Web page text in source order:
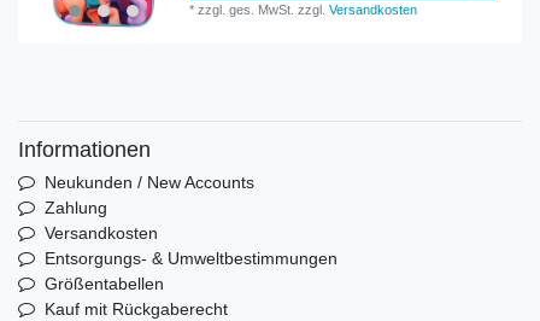
*zzgl. ges. MwSt. zzgl.Versandkosten
Informationen
Neukunden / New Accounts
Zahlung
Versandkosten
Entsorgungs- & Umweltbestimmungen
Größentabellen
Kauf mit Rückgaberecht